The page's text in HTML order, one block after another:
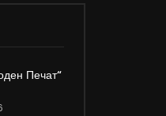
знаатПечат“